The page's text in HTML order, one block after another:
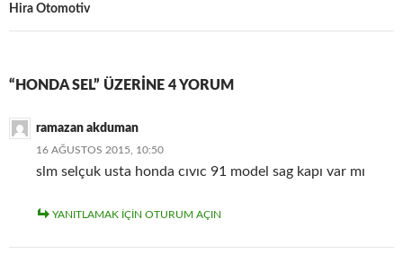
Hira Otomotiv
“HONDA SEL” ÜZERINE 4 YORUM
ramazan akduman
16 AĞUSTOS 2015, 10:50
slm selçuk usta honda cıvıc 91 model sag kapı var mı
YANITLAMAK IÇIN OTURUM AÇIN